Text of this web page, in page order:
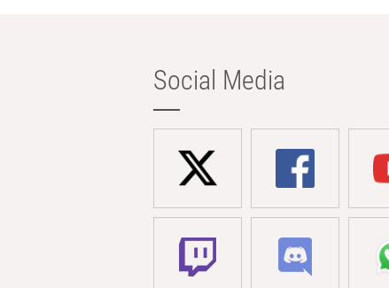
Social Media